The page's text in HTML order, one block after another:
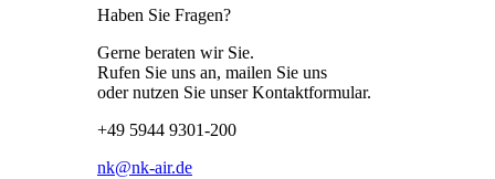
Haben Sie Fragen?
Gerne beraten wir Sie.
Rufen Sie uns an, mailen Sie uns
oder nutzen Sie unser Kontaktformular.
+49 5944 9301-200
nk@nk-air.de